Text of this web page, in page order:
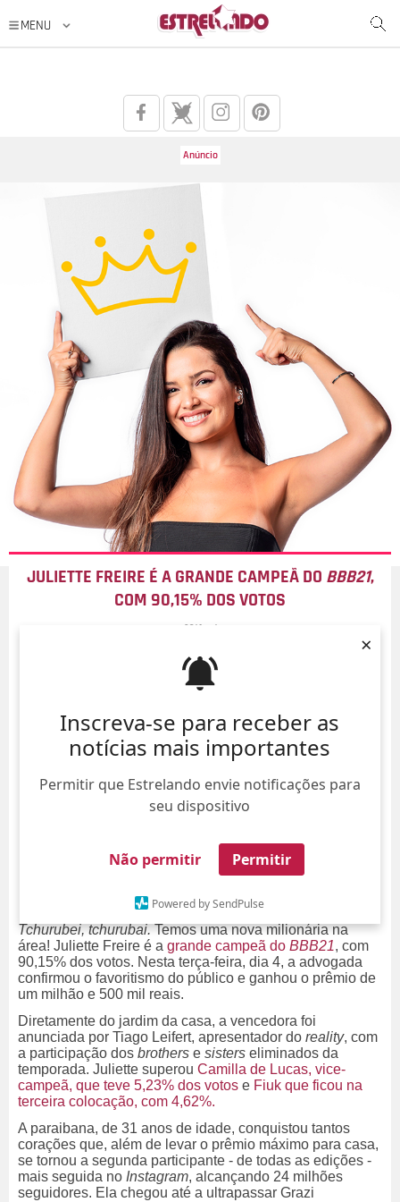
Inscreva-se para receber as
notícias mais importantes
Permitir que Estrelando envie notificações para
seu dispositivo
Não permitir Permitir
Powered by SendPulse
×
JULIETTE FREIRE É A GRANDE CAMPEÃ DO BBB21,
COM 90,15% DOS VOTOS
09/Ago/
Tchurubei, tchurubai.Temos uma nova milionária na
área! Juliette Freire é a grande campeã do BBB21, com
90,15% dos votos. Nesta terça-feira, dia 4, a advogada
confirmou o favoritismo do público e ganhou o prêmio de
um milhão e 500 mil reais.
Diretamente do jardim da casa, a vencedora foi
anunciada por Tiago Leifert, apresentador do reality, com
a participação dos brothers e sisters eliminados da
temporada. Juliette superou Camilla de Lucas, vice-
campeã, que teve 5,23% dos votos e Fiuk que ficou na
terceira colocação, com 4,62%.
A paraibana, de 31 anos de idade, conquistou tantos
corações que, além de levar o prêmio máximo para casa,
se tornou a segunda participante - de todas as edições -
mais seguida no Instagram, alcançando 24 milhões
seguidores. Ela chegou até a ultrapassar Grazi